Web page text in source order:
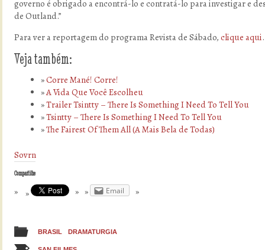
governo é obrigado a encontrá-lo e contratá-lo para investigar e
de Outland.”
Para ver a reportagem do programa Revista de Sábado, clique aqui.
Veja também:
Corre Mané! Corre!
A Vida Que Você Escolheu
Trailer Tsintty – There Is Something I Need To Tell You
Tsintty – There Is Something I Need To Tell You
The Fairest Of Them All (A Mais Bela de Todas)
Sovrn
Compartilhe
Email
BRASIL DRAMATURGIA